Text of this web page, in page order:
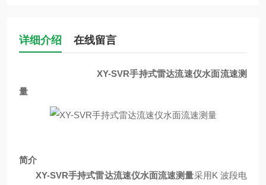
详细介绍 在线留言
XY-SVR手持式雷达流速仪水面流速测
量
简介
XY-SVR手持式雷达流速仪水面流速测量采用K 波段电